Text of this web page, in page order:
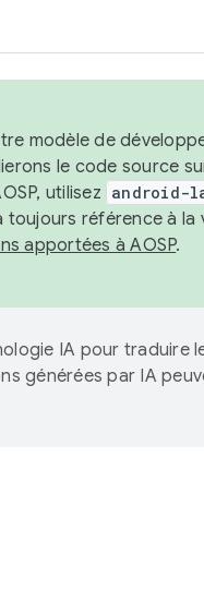
modèle de
le code source
utilisez android-
toujours référence à la
apportées à AOSP.
IA pour traduire
générées par IA